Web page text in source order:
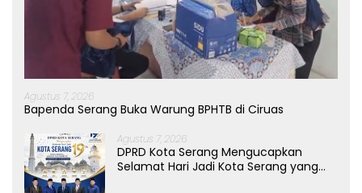
Agustus 7, 2026
Bapenda Serang Buka Warung BPHTB di Ciruas
Agustus 7, 2026
DPRD Kota Serang Mengucapkan
Selamat Hari Jadi Kota Serang yang